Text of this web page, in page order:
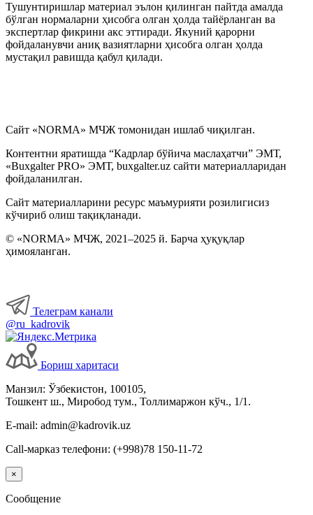
Тушунтиришлар материал эълон қилинган пайтда амалда
бўлган нормаларни ҳисобга олган ҳолда тайёрланган ва
экспертлар фикрини акс эттиради. Якуний қарорни
фойдаланувчи аниқ вазиятларни ҳисобга олган ҳолда
мустақил равишда қабул қилади.
Сайт «NORMA» МЧЖ томонидан ишлаб чиқилган.
Контентни яратишда “Кадрлар бўйича маслаҳатчи” ЭМТ,
«Buxgalter PRO» ЭМТ, buxgalter.uz сайти материалларидан
фойдаланилган.
Сайт материалларини ресурс маъмурияти розилигисиз
кўчириб олиш тақиқланади.
© «NORMA» МЧЖ, 2021–2025 й. Барча ҳуқуқлар
ҳимояланган.
Телеграм канали
@ru_kadrovik
Бориш харитаси
Манзил: Ўзбекистон, 100105,
Тошкент ш., Миробод тум., Толлимаржон кўч., 1/1.
E-mail: admin@kadrovik.uz
Call-марказ телефони: (+998)78 150-11-72
×
Сообщение